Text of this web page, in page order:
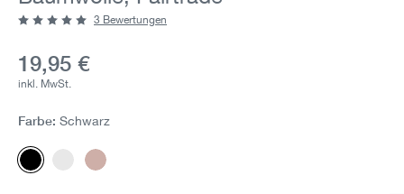
Aktueller Preis:
19,95 €
inkl. MwSt.
3 Bewertungen
Farbe: Schwarz
SchwarzWeissMauve